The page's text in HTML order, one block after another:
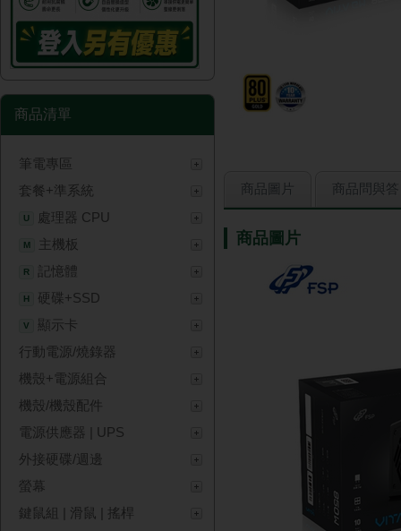
商品清單
筆電專區
套餐+準系統
U 處理器 CPU
M 主機板
R 記憶體
H 硬碟+SSD
V
顯示卡
行動電源/燒錄器
機殼+電源組合
機殼/機殼配件
電源供應器 | UPS
外接硬碟/週邊
螢幕
鍵鼠組 | 滑鼠 | 搖桿
商品圖片 商品問與答
商品圖片